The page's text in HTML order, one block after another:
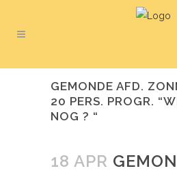
GEMONDE AFD.
20 PERS. PROGR.
NOG ? “
18 APR